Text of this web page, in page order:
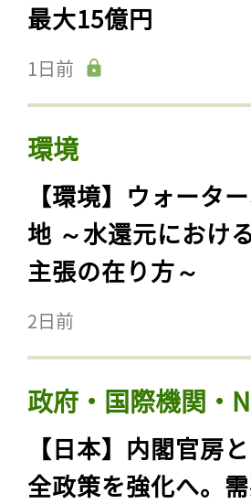
最大15億円
1日前
環境
【環境】ウォータ
地 ～水還元におけ
主張の在り方～
2日前
政府・国際機関・
【日本】内閣官房
全政策を強化へ。
記事をお
ロ